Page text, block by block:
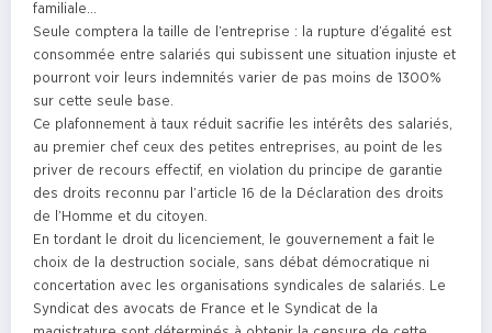
familiale…
Seule comptera la taille de l’entreprise : la rupture d’égalité est
consommée entre salariés qui subissent une situation injuste et
pourront voir leurs indemnités varier de pas moins de 1300%
sur cette seule base.
Ce plafonnement à taux réduit sacrifie les intérêts des salariés,
au premier chef ceux des petites entreprises, au point de les
priver de recours effectif, en violation du principe de garantie
des droits reconnu par l’article 16 de la Déclaration des droits
de l’Homme et du citoyen.
En tordant le droit du licenciement, le gouvernement a fait le
choix de la destruction sociale, sans débat démocratique ni
concertation avec les organisations syndicales de salariés. Le
Syndicat des avocats de France et le Syndicat de la